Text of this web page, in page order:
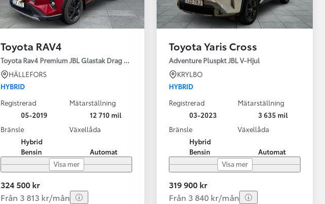
Toyota RAV4
Toyota Rav4 Premium JBL Glastak Drag Motorv Vhjul
HÄLLEFORS
HYBRID
Registrerad
05-2019
Mätarställning
12 710 mil
Bränsle
Hybrid
Bensin
Växellåda
Automat
Visa mer
324 500 kr
Från 3 813 kr/mån
Toyota Yaris Cross
Adventure Pluspkt JBL V-Hjul
KRYLBO
HYBRID
Registrerad
03-2023
Mätarställning
3 635 mil
Bränsle
Hybrid
Bensin
Växellåda
Automat
Visa mer
319 900 kr
Från 3 840 kr/mån